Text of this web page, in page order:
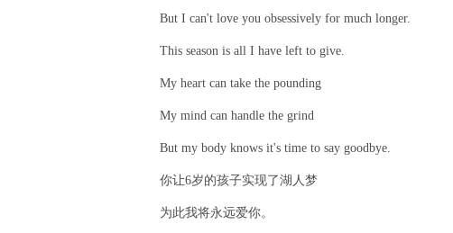
But I can't love you obsessively for much longer.
This season is all I have left to give.
My heart can take the pounding
My mind can handle the grind
But my body knows it's time to say goodbye.
你让6岁的孩子实现了湖人梦
为此我将永远爱你。